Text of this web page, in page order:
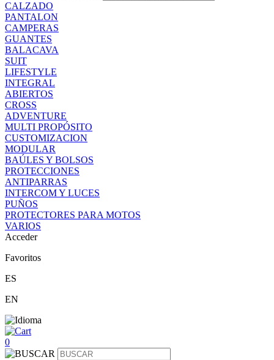
CALZADO
PANTALON
CAMPERAS
GUANTES
BALACAVA
SUIT
LIFESTYLE
INTEGRAL
ABIERTOS
CROSS
ADVENTURE
MULTI PROPÓSITO
CUSTOMIZACION
MODULAR
BAÚLES Y BOLSOS
PROTECCIONES
ANTIPARRAS
INTERCOM Y LUCES
PUÑOS
PROTECTORES PARA MOTOS
VARIOS
Acceder
Favoritos
ES
EN
0